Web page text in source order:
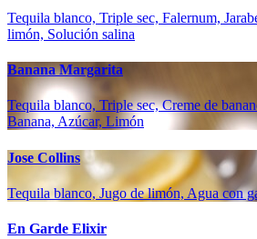
Tequila blanco, Triple sec, Falernum,
limón, Solución salina
Banana Margarita
Tequila blanco, Triple sec, Creme de
Banana, Azúcar, Limón
Jose Collins
Tequila blanco, Jugo de limón, Agua con
En Garde Elixir